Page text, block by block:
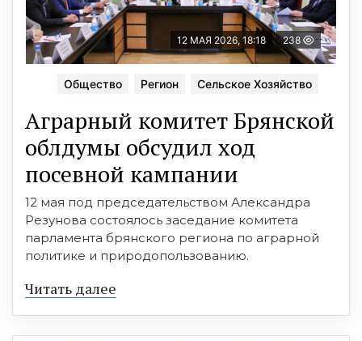
12 МАЯ 2026, 18:18 238
Общество Регион Сельское Хозяйство
Аграрный комитет Брянской
облдумы обсудил ход
посевной кампании
12 мая под председательством Александра
Резунова состоялось заседание комитета
парламента брянского региона по аграрной
политике и природопользованию.
Читать далее